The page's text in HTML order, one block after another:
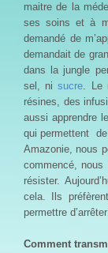
maitre de la
ses soins et à
demandé de
demandait de
dans la jungle
sel, nisucre. Le
résines, des
aussi apprendre
qui permettent
Amazonie, nous
commencé, nous
résister.
cela. Ils
permettre
Comment